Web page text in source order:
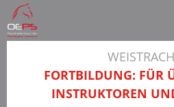
FORTBILDUNG: FÜR
INSTRUKTOREN